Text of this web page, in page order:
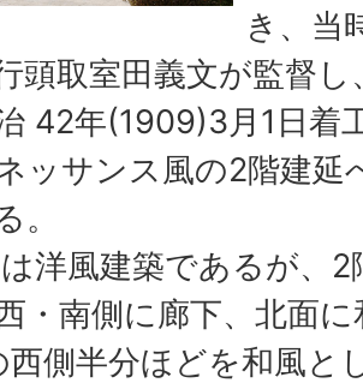
き、当
頭取室田義文が監督
42年(1909)3月1日着
ッサンス風の2階建延
。
洋風建築であるが、
・南側に廊下、北面
西側半分ほどを和風と